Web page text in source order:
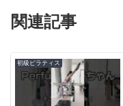
関連記事
初級ピラティス